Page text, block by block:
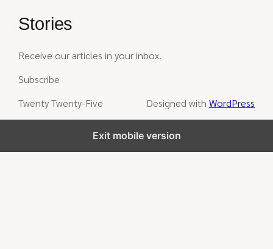
Stories
Receive our articles in your inbox.
Subscribe
Twenty Twenty-Five
Designed with WordPress
Exit mobile version